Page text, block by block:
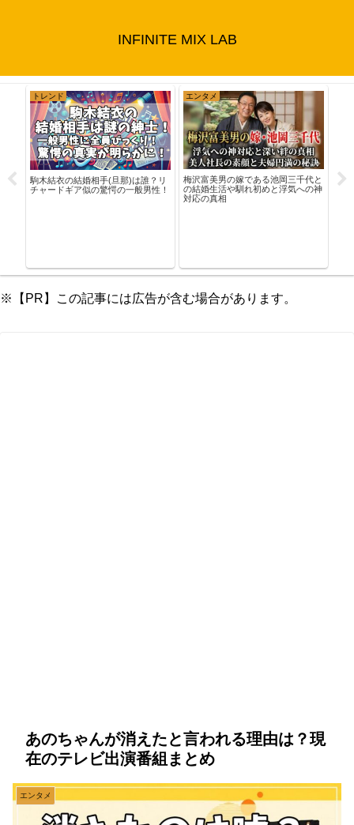
INFINITE MIX LAB
ア
トレンド
駒木結衣の結婚相手(旦那)は誰？リ
チャードギア似の驚愕の一般男性！
エンタメ
梅沢富美男の嫁である池岡三千代と
の結婚生活や馴れ初めと浮気への神
対応の真相
グ
※【PR】この記事には広告が含む場合があります。
あのちゃんが消えたと言われる理由は？現
在のテレビ出演番組まとめ
エンタメ